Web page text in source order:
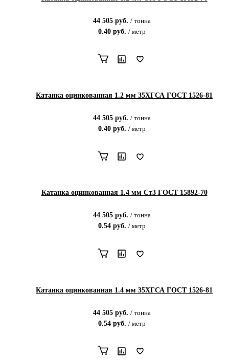
44 505руб. / тонна
0.40руб. / метр
Катанка оцинкованная 1.2 мм 35ХГСА ГОСТ 1526-81
44 505руб. / тонна
0.40руб. / метр
Катанка оцинкованная 1.4 мм Ст3 ГОСТ 15892-70
44 505руб. / тонна
0.54руб. / метр
Катанка оцинкованная 1.4 мм 35ХГСА ГОСТ 1526-81
44 505руб. / тонна
0.54руб. / метр